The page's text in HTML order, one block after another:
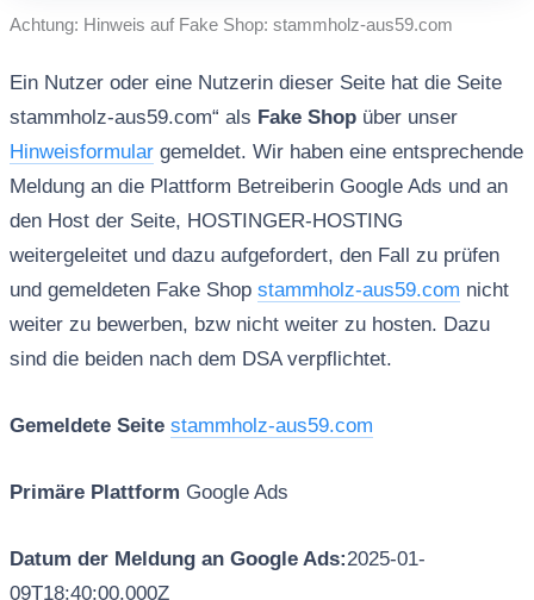
Achtung: Hinweis auf Fake Shop: stammholz-aus59.com
Ein Nutzer oder eine Nutzerin dieser Seite hat die Seite
stammholz-aus59.com“ als Fake Shopüber unser
Hinweisformulargemeldet. Wir haben eine entsprechende
Meldung an die Plattform Betreiberin Google Ads und an
den Host der Seite, HOSTINGER-HOSTING
weitergeleitet und dazu aufgefordert, den Fall zu prüfen
und gemeldeten Fake Shop stammholz-aus59.com nicht
weiter zu bewerben, bzw nicht weiter zu hosten. Dazu
sind die beiden nach dem DSA verpflichtet.
Gemeldete Seite stammholz-aus59.com
Primäre Plattform Google Ads
Datum der Meldung an Google Ads:2025-01-
09T18:40:00.000Z